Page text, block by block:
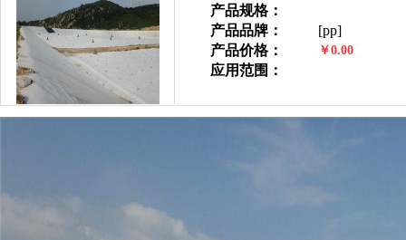
产品规格：
产品品牌：
[pp]
产品价格：
￥0.00
应用范围：